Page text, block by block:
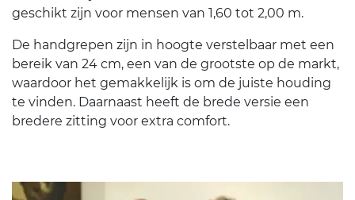
geschikt zijn voor mensen van 1,60 tot 2,00 m.
De handgrepen zijn in hoogte verstelbaar met een
bereik van 24 cm, een van de grootste op de markt,
waardoor het gemakkelijk is om de juiste houding
te vinden. Daarnaast heeft de brede versie een
bredere zitting voor extra comfort.